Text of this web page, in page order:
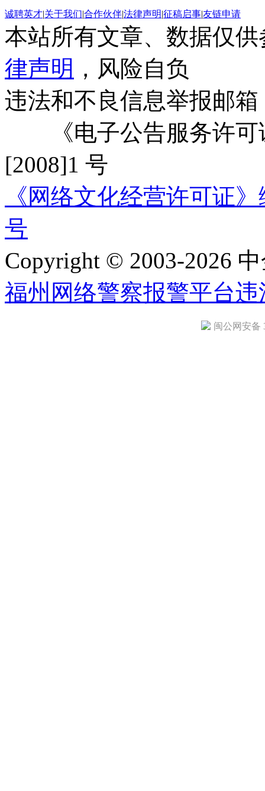
诚聘英才|关于我们|合作伙伴|法律声明|征稿启事|友链申请
本站所有文章、数据仅
律声明 ，风险自负
违法和不良信息举报邮箱
《电子公告服务许可
[2008]1 号
《网络文化经营许可证
号
Copyright © 2003-2026
福州网络警察报警平台违
闽公网安备